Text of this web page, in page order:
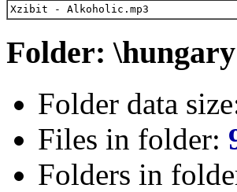
Xzibit - Alkoholic.mp3
Folder: \hungary
Folder data
Files in folder:
Folders in